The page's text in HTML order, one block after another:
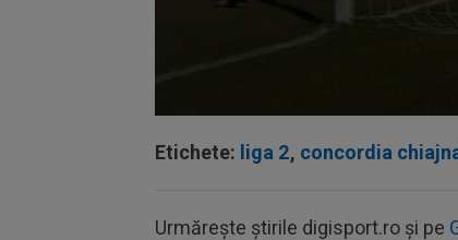
90%
Etichete: liga 2, concordia
Urmărește știrile digisport.ro și pe